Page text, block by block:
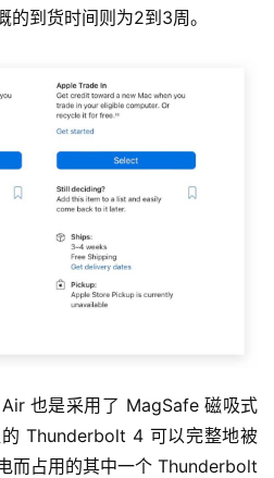
到货时间则为2到3周。
也是采用了 MagSafe 磁吸式
Thunderbolt 4 可以完整地被
而占用的其中一个 Thunderbolt